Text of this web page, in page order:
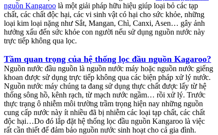
nguồn Kangaroo là một giải pháp hữu hiệu giúp loại bỏ các tạp
chất, các chất độc hại, các vi sinh vật có hại cho sức khỏe, những
loại kim loại nặng như Sắt, Mangan, Chì, Canxi, Asen… gây ảnh
hưởng xấu đến sức khỏe con người nếu sử dụng nguồn nước này
trực tiếp không qua lọc.
Tầm quan trọng của hệ thống lọc đầu nguồn Kagaroo?
Nguồn nước đầu nguồn là nguồn nước máy hoặc nguồn nước giếng
khoan được sử dụng trực tiếp không qua các biện pháp xử lý nước.
Nguồn nước máy chúng ta đang sử dụng thực chất được lấy từ hệ
thống sông hồ, kênh rạch, từ mạch nước ngầm… rồi xử lý. Trước
thực trạng ô nhiễm môi trường trầm trọng hiện nay những nguồn
cung cấp nước này ít nhiều đã bị nhiễm các loại tạp chất, các chất
độc hại…Do đó lắp đặt hệ thống lọc đầu nguồn Kangaroo là việc
rất cần thiết để đảm bảo nguồn nước sinh hoạt cho cả gia đình.